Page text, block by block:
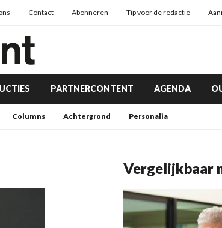
Contact Abonneren Tip voor de redactie
PARTNERCONTENT AGENDA
Columns Achtergrond Personalia
Vergelijkbaar